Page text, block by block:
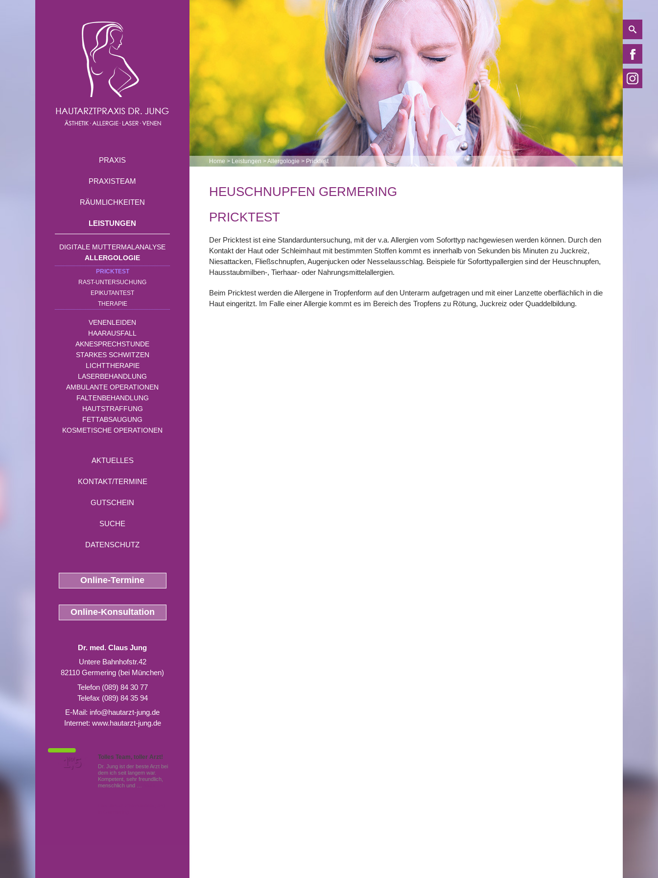
PRAXIS
PRAXISTEAM
RÄUMLICHKEITEN
LEISTUNGEN
DIGITALE MUTTERMALANALYSE
ALLERGOLOGIE
PRICKTEST
RAST-UNTERSUCHUNG
EPIKUTANTEST
THERAPIE
VENENLEIDEN
HAARAUSFALL
AKNESPRECHSTUNDE
STARKES SCHWITZEN
LICHTTHERAPIE
LASERBEHANDLUNG
AMBULANTE OPERATIONEN
FALTENBEHANDLUNG
HAUTSTRAFFUNG
FETTABSAUGUNG
KOSMETISCHE OPERATIONEN
AKTUELLES
KONTAKT/TERMINE
GUTSCHEIN
SUCHE
DATENSCHUTZ
Online-Termine
Online-Konsultation
Dr. med. Claus Jung
Untere Bahnhofstr.42
82110 Germering (bei München)
Telefon (089) 84 30 77
Telefax (089) 84 35 94
E-Mail: info@hautarzt-jung.de
Internet: www.hautarzt-jung.de
Tolles Team, toller Arzt!
Dr. Jung ist der beste Arzt bei
dem ich seit langem war.
Kompetent, sehr freundlich,
menschlich und …
Von Patienten
bewertet mit
Note
1,5
Home > Leistungen >Allergologie > Pricktest
HEUSCHNUPFEN GERMERING
PRICKTEST
Der Pricktest ist eine Standarduntersuchung, mit der v.a. Allergien vom Soforttyp nachgewiesen werden können. Durch den
Kontakt der Haut oder Schleimhaut mit bestimmten Stoffen kommt es innerhalb von Sekunden bis Minuten zu Juckreiz,
Niesattacken, Fließschnupfen, Augenjucken oder Nesselausschlag. Beispiele für Soforttypallergien sind der Heuschnupfen,
Hausstaubmilben-, Tierhaar- oder Nahrungsmittelallergien.
Beim Pricktest werden die Allergene in Tropfenform auf den Unterarm aufgetragen und mit einer Lanzette oberflächlich in die
Haut eingeritzt. Im Falle einer Allergie kommt es im Bereich des Tropfens zu Rötung, Juckreiz oder Quaddelbildung.